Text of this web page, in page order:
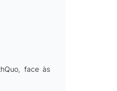
face às